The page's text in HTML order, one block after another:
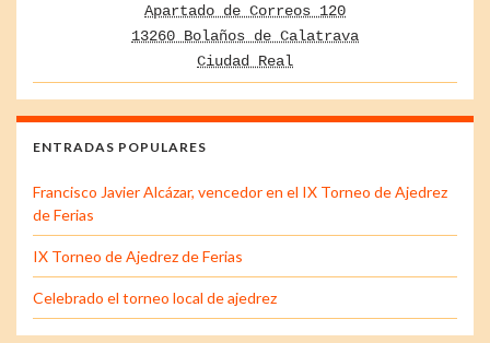
Apartado de Correos 120
13260 Bolaños de Calatrava
Ciudad Real
ENTRADAS POPULARES
Francisco Javier Alcázar, vencedor en el IX Torneo de Ajedrez
de Ferias
IX Torneo de Ajedrez de Ferias
Celebrado el torneo local de ajedrez